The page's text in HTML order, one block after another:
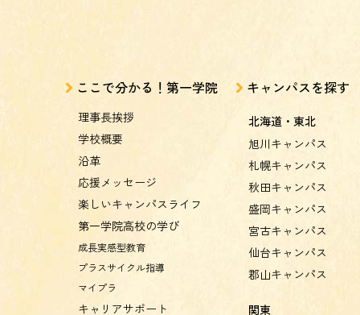
ここで分かる！第一学院
理事長挨拶
学校概要
沿革
応援メッセージ
楽しいキャンパスライフ
第一学院高校の学び
成長実感型教育
プラスサイクル指導
マイプラ
キャリアサポート
キャンパスを探す
北海道・東北
旭川キャンパス
札幌キャンパス
秋田キャンパス
盛岡キャンパス
宮古キャンパス
仙台キャンパス
郡山キャンパス
関東